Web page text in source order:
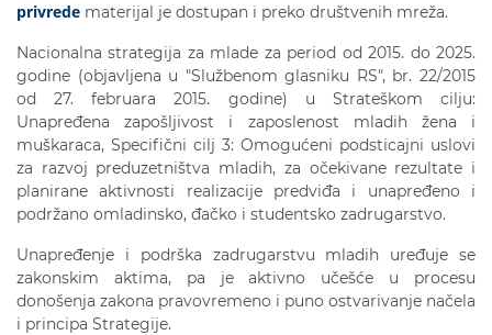
privrede materijal je dostupan i preko društvenih mreža.
Nacionalna strategija za mlade za period od 2015. do 2025.
godine (objavljena u "Službenom glasniku RS", br. 22/2015
od 27. februara 2015. godine) u Strateškom cilju:
Unapređena zapošljivost i zaposlenost mladih žena i
muškaraca, Specifični cilj 3: Omogućeni podsticajni uslovi
za razvoj preduzetništva mladih, za očekivane rezultate i
planirane aktivnosti realizacije predviđa i unapređeno i
podržano omladinsko, đačko i studentsko zadrugarstvo.
Unapređenje i podrška zadrugarstvu mladih uređuje se
zakonskim aktima, pa je aktivno učešće u procesu
donošenja zakona pravovremeno i puno ostvarivanje načela
i principa Strategije.